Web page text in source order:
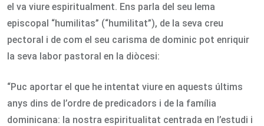
el va viure espiritualment. Ens parla del seu lema
episcopal “humilitas” (“humilitat”), de la seva creu
pectoral i de com el seu carisma de dominic pot enriquir
la seva labor pastoral en la diòcesi:
“Puc aportar el que he intentat viure en aquests últims
anys dins de l’ordre de predicadors i de la família
dominicana: la nostra espiritualitat centrada en l’estudi i